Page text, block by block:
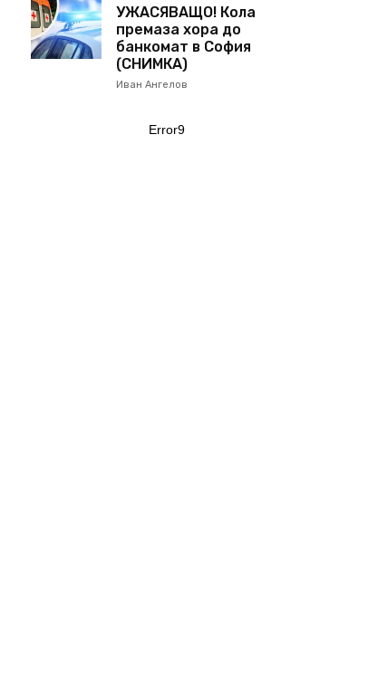
УЖАСЯВАЩО! Кола
премаза хора до
банкомат в София
(СНИМКА)
Иван Ангелов
Error9